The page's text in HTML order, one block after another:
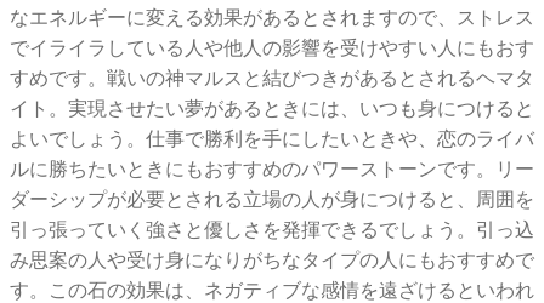
なエネルギーに変える効果があるとされますので、ストレス
でイライラしている人や他人の影響を受けやすい人にもおす
すめです。戦いの神マルスと結びつきがあるとされるヘマタ
イト。実現させたい夢があるときには、いつも身につけると
よいでしょう。仕事で勝利を手にしたいときや、恋のライバ
ルに勝ちたいときにもおすすめのパワーストーンです。リー
ダーシップが必要とされる立場の人が身につけると、周囲を
引っ張っていく強さと優しさを発揮できるでしょう。引っ込
み思案の人や受け身になりがちなタイプの人にもおすすめで
す。この石の効果は、ネガティブな感情を遠ざけるといわれ